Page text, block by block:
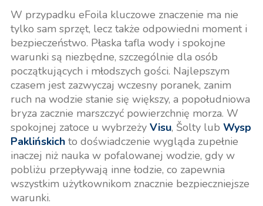
W przypadku eFoila kluczowe znaczenie ma nie
tylko sam sprzęt, lecz także odpowiedni moment i
bezpieczeństwo. Płaska tafla wody i spokojne
warunki są niezbędne, szczególnie dla osób
początkujących i młodszych gości. Najlepszym
czasem jest zazwyczaj wczesny poranek, zanim
ruch na wodzie stanie się większy, a popołudniowa
bryza zacznie marszczyć powierzchnię morza. W
spokojnej zatoce u wybrzeży Visu, Šolty lub Wysp
Paklińskichto doświadczenie wygląda zupełnie
inaczej niż nauka w pofalowanej wodzie, gdy w
pobliżu przepływają inne łodzie, co zapewnia
wszystkim użytkownikom znacznie bezpieczniejsze
warunki.